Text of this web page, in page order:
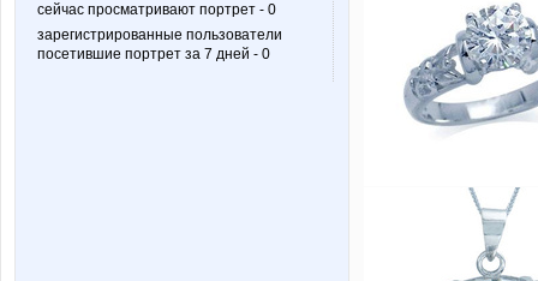
сейчас просматривают портрет - 0
зарегистрированные пользователи
посетившие портрет за 7 дней - 0